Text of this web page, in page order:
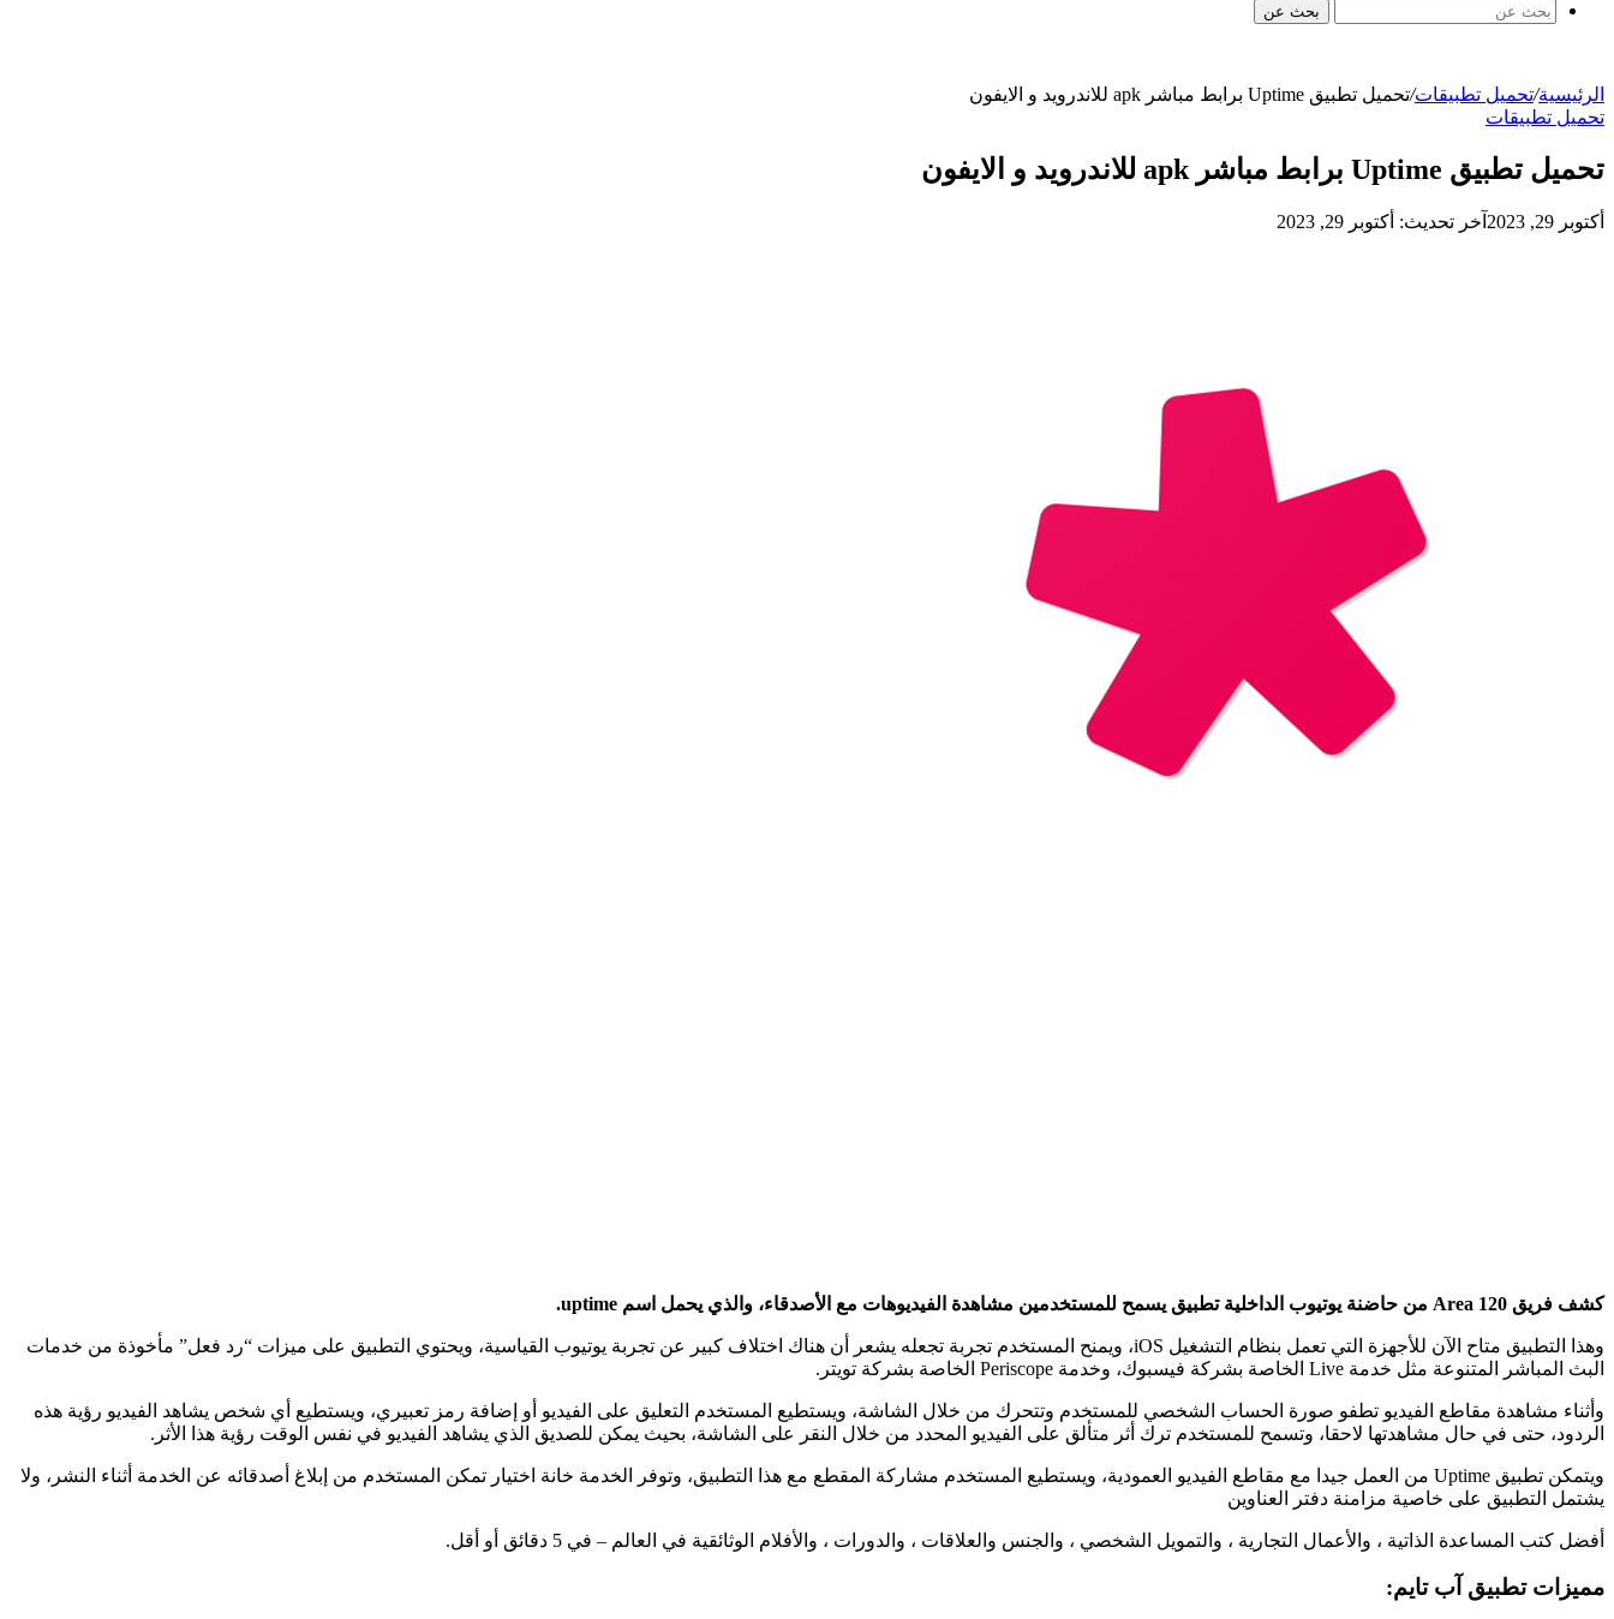
بحث عن
الرئيسية/تحميل تطبيقات/تحميل تطبيق Uptime برابط مباشر apk للاندرويد و الايفون
تحميل تطبيقات
تحميل تطبيق Uptime برابط مباشر apk للاندرويد و الايفون
أكتوبر 29, 2023 آخر تحديث: أكتوبر 29, 2023
كشف فريق Area 120 من حاضنة يوتيوب الداخلية تطبيق يسمح للمستخدمين مشاهدة الفيديوهات مع الأصدقاء، والذي يحمل اسم uptime.
وهذا التطبيق متاح الآن للأجهزة التي تعمل بنظام التشغيل iOS، ويمنح المستخدم تجربة تجعله يشعر أن هناك اختلاف كبير عن تجربة يوتيوب القياسية، ويحتوي التطبيق على ميزات “رد فعل” مأخوذة من خدمات
البث المباشر المتنوعة مثل خدمة Live الخاصة بشركة فيسبوك، وخدمة Periscope الخاصة بشركة تويتر.
وأثناء مشاهدة مقاطع الفيديو تطفو صورة الحساب الشخصي للمستخدم وتتحرك من خلال الشاشة، ويستطيع المستخدم التعليق على الفيديو أو إضافة رمز تعبيري، ويستطيع أي شخص يشاهد الفيديو رؤية هذه
الردود، حتى في حال مشاهدتها لاحقا، وتسمح للمستخدم ترك أثر متألق على الفيديو المحدد من خلال النقر على الشاشة، بحيث يمكن للصديق الذي يشاهد الفيديو في نفس الوقت رؤية هذا الأثر.
ويتمكن تطبيق Uptime من العمل جيدا مع مقاطع الفيديو العمودية، ويستطيع المستخدم مشاركة المقطع مع هذا التطبيق، وتوفر الخدمة خانة اختيار تمكن المستخدم من إبلاغ أصدقائه عن الخدمة أثناء النشر، ولا
يشتمل التطبيق على خاصية مزامنة دفتر العناوين
أفضل كتب المساعدة الذاتية ، والأعمال التجارية ، والتمويل الشخصي ، والجنس والعلاقات ، والدورات ، والأفلام الوثائقية في العالم – في 5 دقائق أو أقل.
مميزات تطبيق آب تايم: